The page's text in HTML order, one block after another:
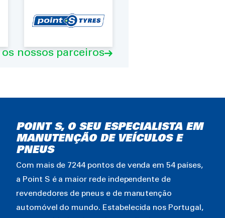
nossos parceiros
POINT S, O SEU ESPECIALISTA EM
MANUTENÇÃO DE VEÍCULOS E
PNEUS
Com mais de 7244 pontos de venda em 54 países,
a Point S é a maior rede independente de
revendedores de pneus e de manutenção
automóvel do mundo. Estabelecida nos Portugal,